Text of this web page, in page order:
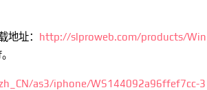
地址： http://slproweb.com/products/Win
as3/iphone/WS144092a96ffef7cc-3